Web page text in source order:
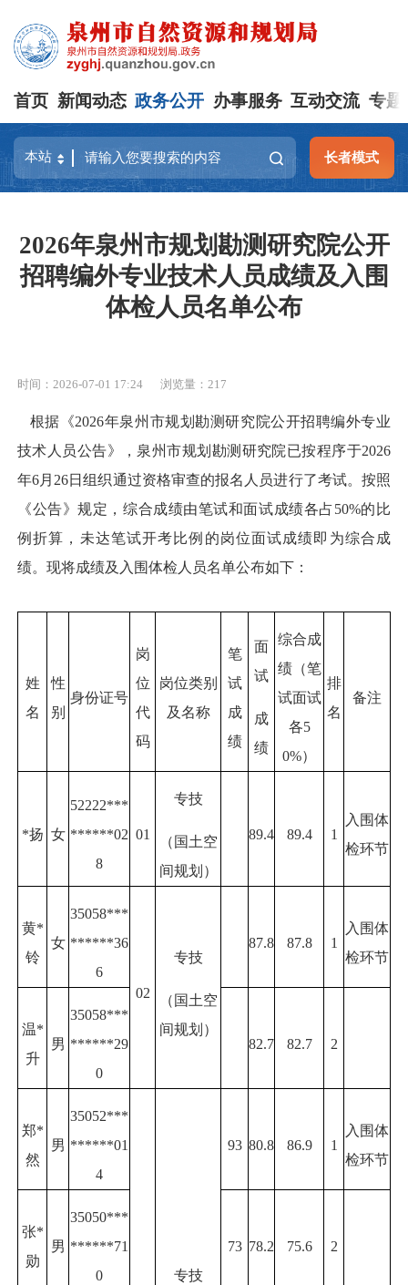
首页 新闻动态 政务公开 办事服务 互动交流 专题
长者模式
2026年泉州市规划勘测研究院公开
招聘编外专业技术人员成绩及入围
体检人员名单公布
时间：2026-07-01 17:24 浏览量： 217
根据《2026年泉州市规划勘测研究院公开招聘编外专业
技术人员公告》，泉州市规划勘测研究院已按程序于2026
年6月26日组织通过资格审查的报名人员进行了考试。按照
《公告》规定，综合成绩由笔试和面试成绩各占50%的比
例折算，未达笔试开考比例的岗位面试成绩即为综合成
绩。现将成绩及入围体检人员名单公布如下：
姓
名
性
别
身份证号
岗
位
代
码
岗位类别
及名称
笔
试
成
绩
面
试
成
绩
综合成
绩（笔
试面试
各5
0%）
排
名
备注
*扬 女
52222***
******02
8
01
专技
（国土空
间规划）
89.4 89.4 1
入围体
检环节
黄*
铃
女
35058***
******36
6
02
专技
（国土空
间规划）
87.8 87.8 1
入围体
检环节
温*
升
男
35058***
******29
0
82.7 82.7 2
郑*
然
男
35052***
******01
4
专技
93 80.8 86.9 1
入围体
检环节
张*
勋
男
35050***
******71
0
73 78.2 75.6 2